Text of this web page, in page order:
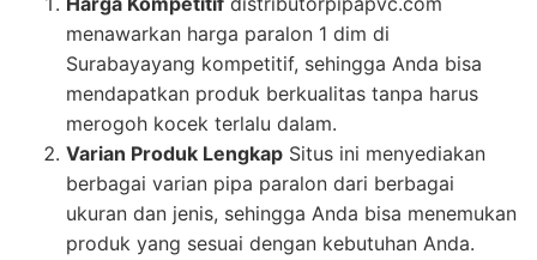
menawarkan harga paralon 1 dim di
Surabayayang kompetitif, sehingga Anda bisa
mendapatkan produk berkualitas tanpa harus
merogoh kocek terlalu dalam.
Varian Produk Lengkap Situs ini menyediakan
berbagai varian pipa paralon dari berbagai
ukuran dan jenis, sehingga Anda bisa menemukan
produk yang sesuai dengan kebutuhan Anda.